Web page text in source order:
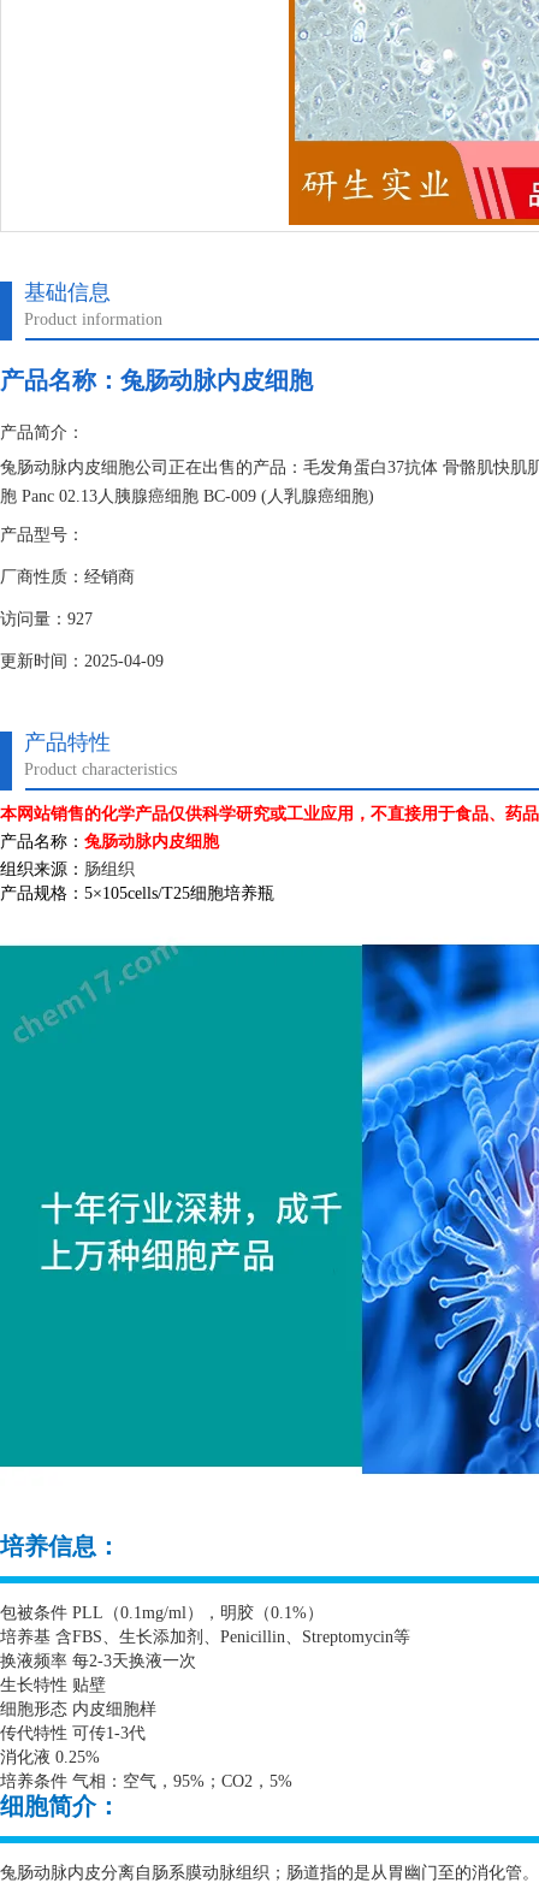
基础信息
Product information
产品名称： 兔肠动脉内皮细胞
产品简介：
兔肠动脉内皮细胞公司正在出售的产品：毛发角蛋白37抗体 骨骼肌快
胞 Panc 02.13人胰腺癌细胞 BC-009 (人乳腺癌细胞)
产品型号：
厂商性质：经销商
访问量：927
更新时间：2025-04-09
产品特性
Product characteristics
本网站销售的化学产品仅供科学研究或工业应用，不直接用于食品、药
产品名称： 兔肠动脉内皮细胞
组织来源： 肠组织
产品规格： 5×105cells/T25细胞培养瓶
培养信息：
包被条件 PLL （0.1mg/ml），明胶（0.1%）
培养基 含FBS、生长添加剂、 Penicillin、 Streptomycin等
换液频率 每2-3天换液一次
生长特性 贴壁
细胞形态 内皮细胞样
传代特性 可传1-3代
消化液 0.25%
培养条件 气相：空气， 95% ； CO2 ， 5%
细胞简介：
兔肠动脉内皮分离自肠系膜动脉组织；肠道指的是从胃幽门至的消化管